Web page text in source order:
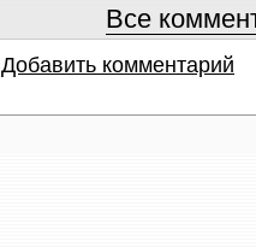
Все
Добавить комментарий